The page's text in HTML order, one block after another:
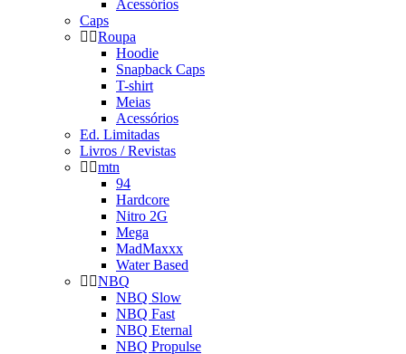
Acessórios
Caps
Roupa
Hoodie
Snapback Caps
T-shirt
Meias
Acessórios
Ed. Limitadas
Livros / Revistas
mtn
94
Hardcore
Nitro 2G
Mega
MadMaxxx
Water Based
NBQ
NBQ Slow
NBQ Fast
NBQ Eternal
NBQ Propulse